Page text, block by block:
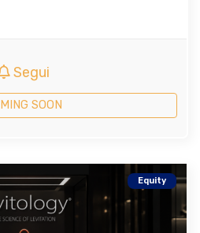
Segui
SOON
Equity